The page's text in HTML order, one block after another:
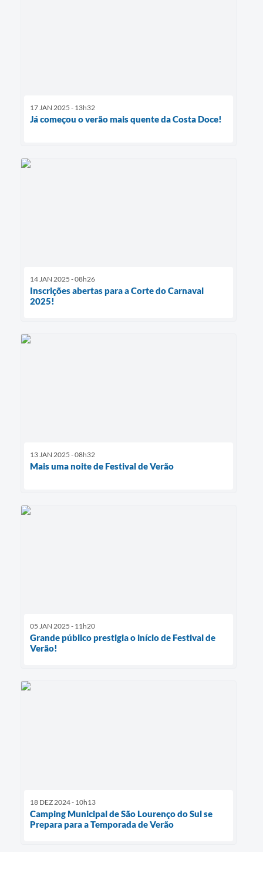
17 JAN 2025 - 13h32
Já começou o verão mais quente da Costa Doce!
14 JAN 2025 - 08h26
Inscrições abertas para a Corte do Carnaval
2025!
13 JAN 2025 - 08h32
Mais uma noite de Festival de Verão
05 JAN 2025 - 11h20
Grande público prestigia o início de Festival de
Verão!
18 DEZ 2024 - 10h13
Camping Municipal de São Lourenço do Sul se
Prepara para a Temporada de Verão